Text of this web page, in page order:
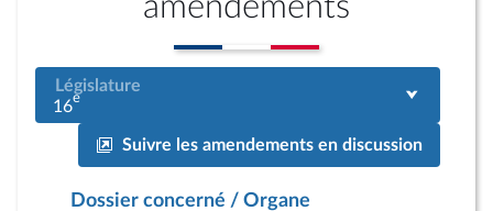
amendements
Législature
16e
Suivre les amendements en discussion
Dossier concerné / Organe